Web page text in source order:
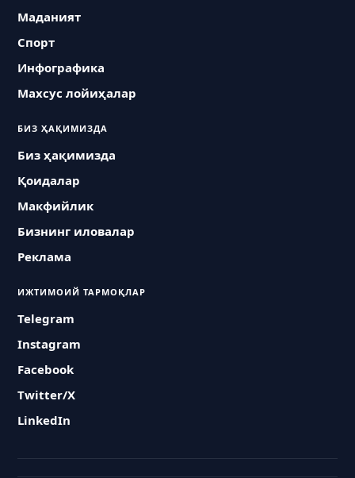
Маданият
Спорт
Инфографика
Махсус лойиҳалар
БИЗ ҲАҚИМИЗДА
Биз ҳақимизда
Қоидалар
Макфийлик
Бизнинг иловалар
Реклама
ИЖТИМОИЙ ТАРМОҚЛАР
Telegram
Instagram
Facebook
Twitter/X
LinkedIn